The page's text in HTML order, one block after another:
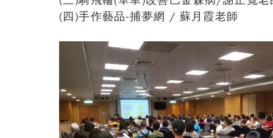
(四)手作藝品-捕夢網 / 蘇月霞老師